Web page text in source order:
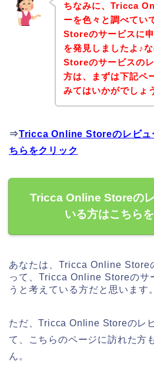
ちなみに、Tricca
ーを色々と調べて
Storeのサービスに
を発見しましたよ♪
Storeのサービスの
方は、まずは下記ペ
みてはいかがでしょ
⇒Tricca Online Storeのレビュ
ちらをクリック
Tricca Online Storeの
いる方はこちら
あなたは、Tricca Online Store
って、Tricca Online Storeのサ
うと考えている方だと思います。
ただ、Tricca Online Storeのレ
て、こちらのページに訪れた方
ん。